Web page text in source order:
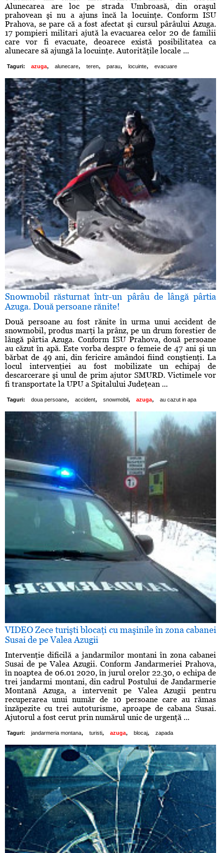
Alunecarea are loc pe strada Umbroasă, din oraşul
prahovean şi nu a ajuns încă la locuinţe. Conform ISU
Prahova, se pare că a fost afectat şi cursul pârâului Azuga.
17 pompieri militari ajută la evacuarea celor 20 de familii
care vor fi evacuate, deoarece există posibilitatea ca
alunecare să ajungă la locuinţe. Autorităţile locale ...
Taguri: azuga, alunecare, teren, parau, locuinte, evacuare
Snowmobil răsturnat într-un pârâu de lângă pârtia
Azuga. Două persoane rănite!
Două persoane au fost rănite în urma unui accident de
snowmobil, produs marţi la prânz, pe un drum forestier de
lângă pârtia Azuga. Conform ISU Prahova, două persoane
au căzut în apă. Este vorba despre o femeie de 47 ani şi un
bărbat de 49 ani, din fericire amândoi fiind conştienţi. La
locul intervenţiei au fost mobilizate un echipaj de
descarcerare şi unul de prim ajutor SMURD. Victimele vor
fi transportate la UPU a Spitalului Judeţean ...
Taguri: doua persoane, accident, snowmobil , azuga, au cazut in apa
VIDEO Zece turişti blocaţi cu maşinile în zona cabanei
Susai de pe Valea Azugii
Intervenţie dificilă a jandarmilor montani în zona cabanei
Susai de pe Valea Azugii. Conform Jandarmeriei Prahova,
în noaptea de 06.01 2020, în jurul orelor 22.30, o echipa de
trei jandarmi montani, din cadrul Postului de Jandarmerie
Montană Azuga, a intervenit pe Valea Azugii pentru
recuperarea unui număr de 10 persoane care au rămas
înzăpezite cu trei autoturisme, aproape de cabana Susai.
Ajutorul a fost cerut prin numărul unic de urgenţă ...
Taguri: jandarmeria montana, turisti, azuga, blocaj, zapada